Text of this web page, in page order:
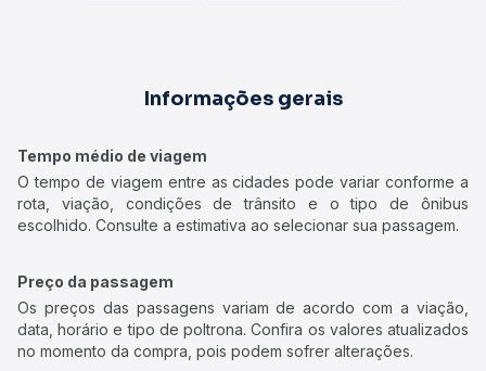
Informações gerais
Tempo médio de viagem
O tempo de viagem entre as cidades pode variar conforme a
rota, viação, condições de trânsito e o tipo de ônibus
escolhido. Consulte a estimativa ao selecionar sua passagem.
Preço da passagem
Os preços das passagens variam de acordo com a viação,
data, horário e tipo de poltrona. Confira os valores atualizados
no momento da compra, pois podem sofrer alterações.